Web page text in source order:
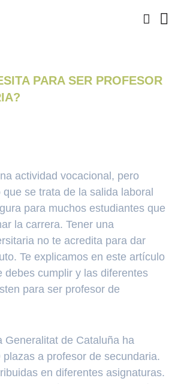
PARA SER PROFESOR
actividad vocacional, pero
se trata de la salida laboral
para muchos estudiantes que
la carrera. Tener una
no te acredita para dar
Te explicamos en este artículo
debes cumplir y las diferentes
para ser profesor de
Generalitat de Cataluña ha
a profesor de secundaria.
en diferentes asignaturas.